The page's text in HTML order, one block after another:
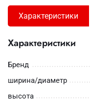
Характеристики
Характеристики
Бренд
ширина/диаметр
высота